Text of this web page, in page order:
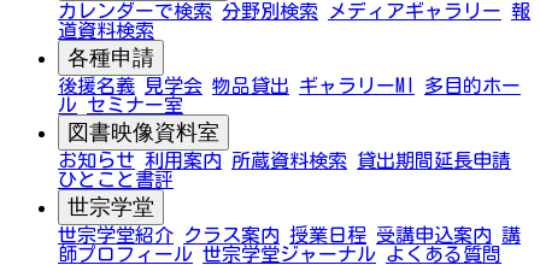
カレンダーで検索 分野別検索 メディアギャラリー 報
道資料検索
各種申請
後援名義 見学会 物品貸出 ギャラリーMI
多目的ホー
ル セミナー室
図書映像資料室
お知らせ 利用案内 所蔵資料検索
貸出期間延長申請
ひとこと書評
世宗学堂
世宗学堂紹介 クラス案内 授業日程 受講申込案内 講
師プロフィール 世宗学堂ジャーナル よくある質問